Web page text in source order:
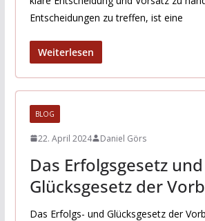
Entscheidungen zu treffen, ist eine
Weiterlesen
BLOG
22. April 2024 Daniel Görs
Das Erfolgsgesetz und
Glücksgesetz der
Das Erfolgs- und Glücksgesetz der